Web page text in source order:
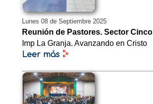
Lunes 08 de Septiembre 2025
Reunión de Pastores. Sector Cinco
Imp La Granja. Avanzando en Cristo
Leer más